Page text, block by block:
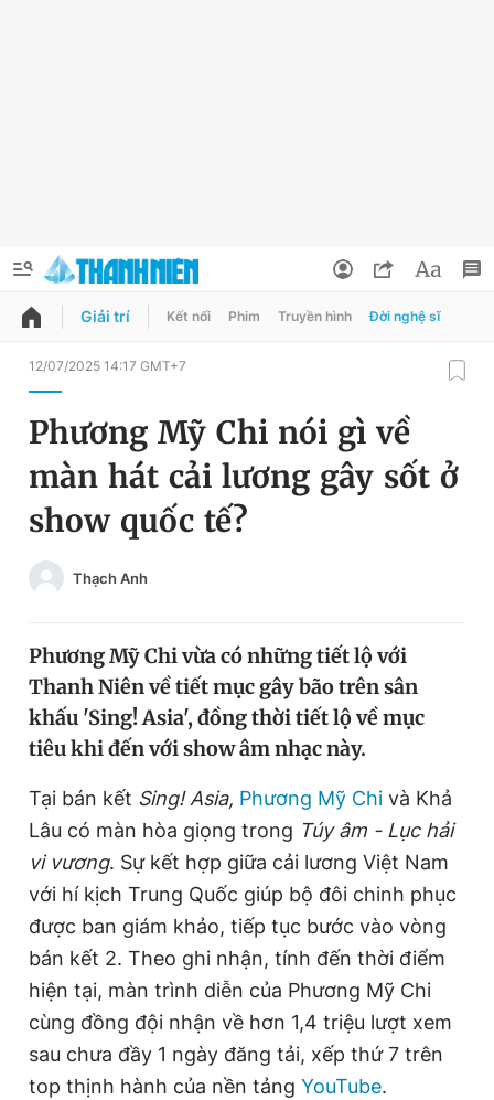
QUẢNG CÁO
Chuyên mục
Chuyên mục khác
Chào ngày mới
Video Magazine
Sản phẩm khác
Tiện ích Bạn cần biết
Thông tin tòa soạn Liên hệ quảng cáo
Đọc Thanh Niên trên điện thoại
Đổi mật khẩu
Tin đã lưu
Tin đã xem
Giải trí Kết nối Phim Truyền hình Đời nghệ sĩ
12/07/2025 14:17 GMT+7
Phương Mỹ Chi nói gì về
màn hát cải lương gây sốt ở
show quốc tế?
Thạch Anh
Phương Mỹ Chi vừa có những tiết lộ với
Thanh Niên về tiết mục gây bão trên sân
khấu 'Sing! Asia', đồng thời tiết lộ về mục
tiêu khi đến với show âm nhạc này.
Tại bán kết Sing! Asia, Phương Mỹ Chi và Khả
Lâu có màn hòa giọng trong Túy âm - Lục hải
vi vương. Sự kết hợp giữa cải lương Việt Nam
với hí kịch Trung Quốc giúp bộ đôi chinh phục
được ban giám khảo, tiếp tục bước vào vòng
bán kết 2. Theo ghi nhận, tính đến thời điểm
hiện tại, màn trình diễn của Phương Mỹ Chi
cùng đồng đội nhận về hơn 1,4 triệu lượt xem
sau chưa đầy 1 ngày đăng tải, xếp thứ 7 trên
top thịnh hành của nền tảng YouTube.